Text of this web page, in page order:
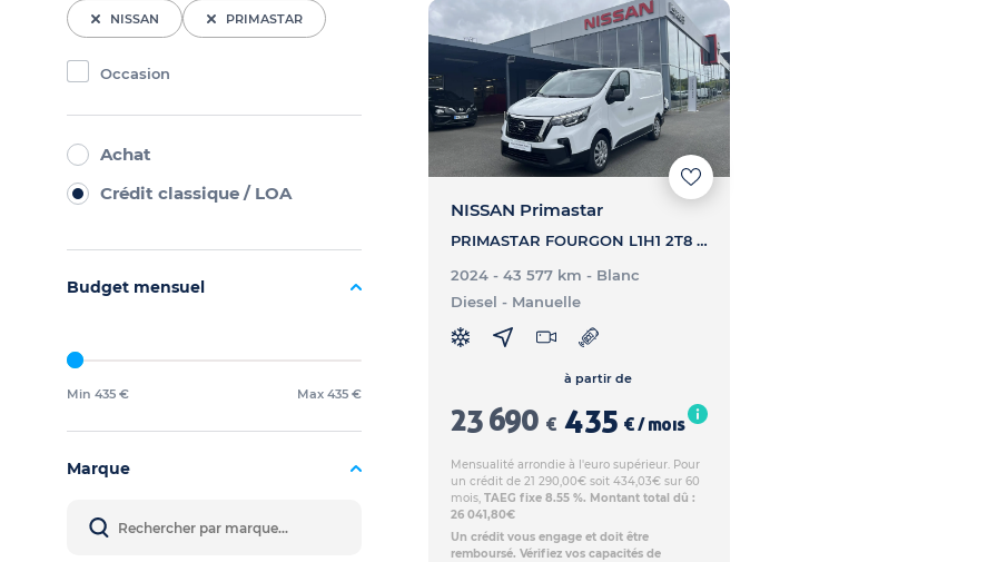
NISSAN PRIMASTAR
Occasion
Achat
Crédit classique / LOA
Budget mensuel
Min 435 € Max 435 €
Marque
NISSAN Primastar
PRIMASTAR FOURGON L1H1 2T8 2.0 DCI 130 S/S BVM - N-CONNECTA
2024 - 43 577 km - Blanc
Diesel - Manuelle
23 690 €
à partir de
435 € / mois
Mensualité arrondie à l'euro supérieur. Pour
un crédit de 21 290,00€ soit 434,03€ sur 60
mois, TAEG fixe 8.55 %. Montant total dû :
26 041,80€
Un crédit vous engage et doit être
remboursé. Vérifiez vos capacités de